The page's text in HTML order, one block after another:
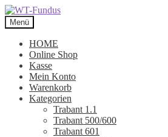
Zur
Navigation
springen
Zum
Inhalt
springen
Menü
HOME
Online Shop
Kasse
Mein Konto
Warenkorb
Kategorien
Trabant 1.1
Trabant 500/600
Trabant 601